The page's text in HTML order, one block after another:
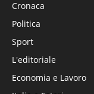
Cronaca
Politica
Sport
L'editoriale
Economia e Lavoro